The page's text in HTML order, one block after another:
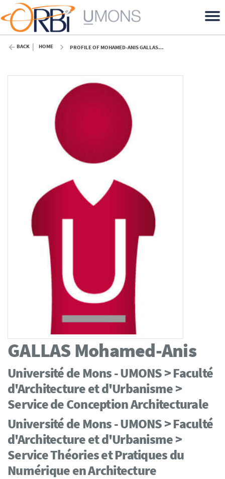
BACK HOME PROFILE OF MOHAMED-ANIS GALLAS (UMONS)
GALLASMohamed-Anis
Université de Mons - UMONS > Faculté
d'Architecture et d'Urbanisme >
Service de Conception Architecturale
Université de Mons - UMONS > Faculté
d'Architecture et d'Urbanisme >
Service Théories et Pratiques du
Numérique en Architecture